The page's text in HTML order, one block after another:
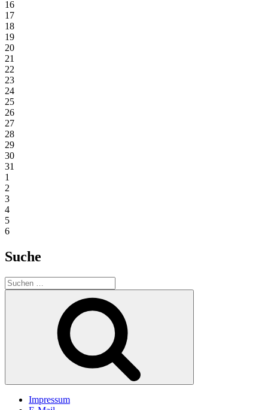
16
17
18
19
20
21
22
23
24
25
26
27
28
29
30
31
1
2
3
4
5
6
Suche
Suchen
nach:
Impressum